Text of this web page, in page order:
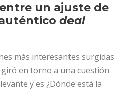
un ajuste de
deal
más interesantes surgidas
en torno a una cuestión
y es ¿Dónde está la